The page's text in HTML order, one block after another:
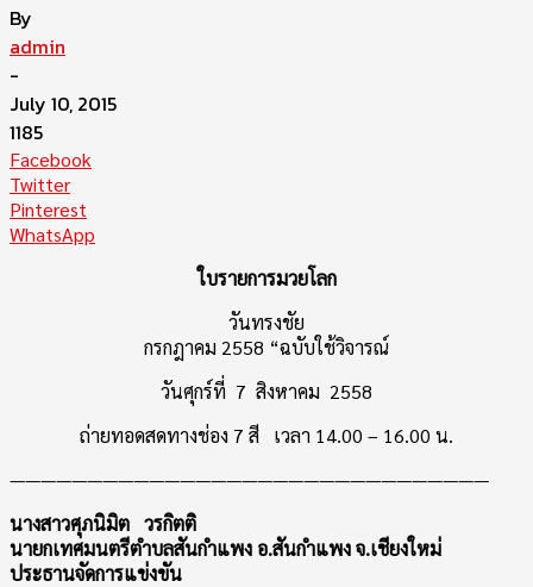
By
admin
-
July 10, 2015
1185
Facebook
Twitter
Pinterest
WhatsApp
ใบรายการมวยโลก
วันทรงชัย
กรกฎาคม 2558 “ฉบับใช้วิจารณ์
วันศุกร์ที่ 7 สิงหาคม 2558
ถ่ายทอดสดทางช่อง 7 สี เวลา 14.00 – 16.00 น.
———————————————————————————————
นางสาวศุภนิมิต วรกิตติ
นายกเทศมนตรีตำบลสันกำแพง อ.สันกำแพง จ.เชียงใหม่
ประธานจัดการแข่งขัน